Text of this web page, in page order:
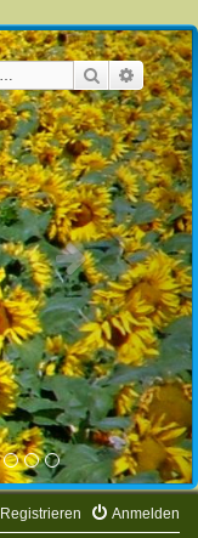
Suche
Anmelden
Registrieren